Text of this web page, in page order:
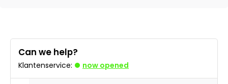
Can we help?
Klantenservice: now opened